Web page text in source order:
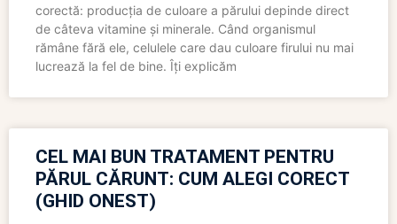
corectă: producția de culoare a părului depinde direct
de câteva vitamine și minerale. Când organismul
rămâne fără ele, celulele care dau culoare firului nu mai
lucrează la fel de bine. Îți explicăm
CEL MAI BUN TRATAMENT PENTRU
PĂRUL CĂRUNT: CUM ALEGI CORECT
(GHID ONEST)